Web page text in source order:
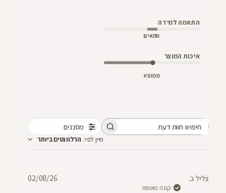
התאמה למידה
מתאים
איכות המוצר
ממוצע
מסננים
מיין לפי: הרלוונטים ביותר
צליל ב.
קונה מאומת
תאריך02/08/26